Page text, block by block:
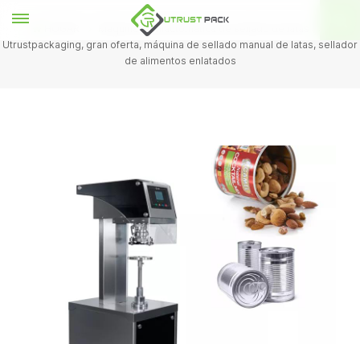
Máquina semiautomática de sellado de latas
Utrustpackaging, gran oferta, máquina de sellado manual de latas, sellador
de alimentos enlatados